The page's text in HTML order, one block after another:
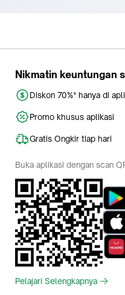
Nikmatin keuntungan
Diskon 70%* hanya di
Promo khusus aplikasi
Gratis Ongkir tiap hari
Buka aplikasi dengan scan
Pelajari Selengkapnya